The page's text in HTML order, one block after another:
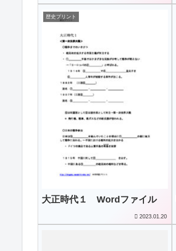
歴史プリント
大正時代１ Wordファイル
2023.01.20